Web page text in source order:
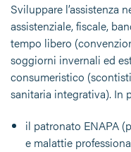
Sviluppare l’assistenza
assistenziale, fiscale,
tempo libero
soggiorni invernali ed
consumeristico
sanitaria integrativa). In
il patronato ENAPA
e malattie